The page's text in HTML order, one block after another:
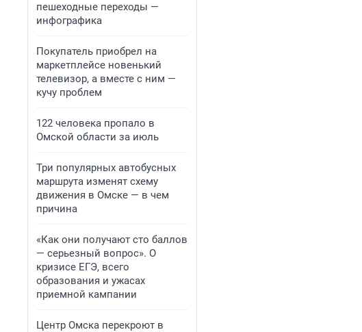
пешеходные переходы —
инфографика
Покупатель приобрел на
маркетплейсе новенький
телевизор, а вместе с ним —
кучу проблем
122 человека пропало в
Омской области за июль
Три популярных автобусных
маршрута изменят схему
движения в Омске — в чем
причина
«Как они получают сто баллов
— серьезный вопрос». О
кризисе ЕГЭ, всего
образования и ужасах
приемной кампании
Центр Омска перекроют в